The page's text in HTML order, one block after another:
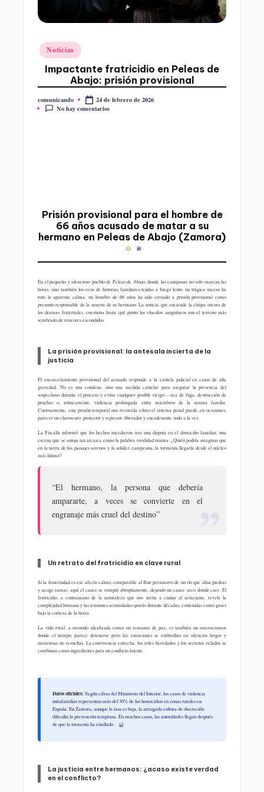
O
Publicado
en
Noticias
Impactante fratricidio en Peleas de
Abajo: prisión provisional
Publicado
por
comunicando
24 de febrero de 2026
No hay comentarios
Prisión provisional para el hombre de
66 años acusado de matar a su
hermano en Peleas de Abajo (Zamora)
En el pequeño y silencioso pueblo de Peleas de Abajo, donde las campanas no solo marcan las
horas, sino también los ecos de historias familiares tejidas a fuego lento, un trágico suceso ha
roto la aparente calma: un hombre de 66 años ha sido enviado a prisión provisional como
presunto responsable de la muerte de su hermano. La noticia, que enciende la chispa oscura de
los dramas fraternales, cuestiona hasta qué punto los vínculos sanguíneos son el terreno más
sembrado de rencores escondidos.
La prisión provisional: la antesala incierta de la
justicia
El encarcelamiento provisional del acusado responde a la cautela judicial en casos de alta
gravedad. No es una condena, sino una medida cautelar para asegurar la presencia del
sospechoso durante el proceso y evitar cualquier posible riesgo —sea de fuga, destrucción de
pruebas o, irónicamente, violencia prolongada entre miembros de la misma familia.
Curiosamente, esta prisión temporal nos recuerda cómo el sistema penal puede, en ocasiones,
parecer un claroscuro: protector y represor, liberador y encadenante, todo a la vez.
La Fiscalía informó que los hechos sucedieron tras una disputa en el domicilio familiar, una
escena que se antoja tan arcaica como la palabra rivalidad misma. ¿Quién podría imaginar que
en la tierra de los paisajes serenos y la solidez campesina, la tormenta llegaría desde el núcleo
más íntimo?
“El hermano, la persona que debería
ampararte, a veces se convierte en el
engranaje más cruel del destino”
Un retrato del fratricidio en clave rural
Si la fraternidad es ese afecto calmo, comparable al fluir persuasivo de un río que alisa piedras
y acoge ramas, aquí el cauce se rompió abruptamente, dejando un cauce seco donde caer. El
fratricidio, a contramano de la naturaleza que nos invita a cuidar al semejante, revela la
complejidad humana y las tensiones acumuladas quizás durante décadas, contenidas como gases
bajo la corteza de la tierra.
La vida rural, a menudo idealizada como un remanso de paz, es también un microcosmos
donde el tiempo parece detenerse pero las emociones se embrollan en silencios largos y
memorias no resueltas. La convivencia estrecha, los roles heredados y los secretos velados se
combinan como ingredientes para un conflicto latente.
Datos oficiales: Según cifras del Ministerio del Interior, los casos de violencia
intrafamiliar representan más del 30% de los homicidios en zonas rurales en
España. En Zamora, aunque la tasa es baja, la arraigada cultura de discreción
dificulta la prevención temprana. En muchos casos, las autoridades llegan después
de que la tormenta ha estallado.
La justicia entre hermanos: ¿acaso existe verdad
en el conflicto?